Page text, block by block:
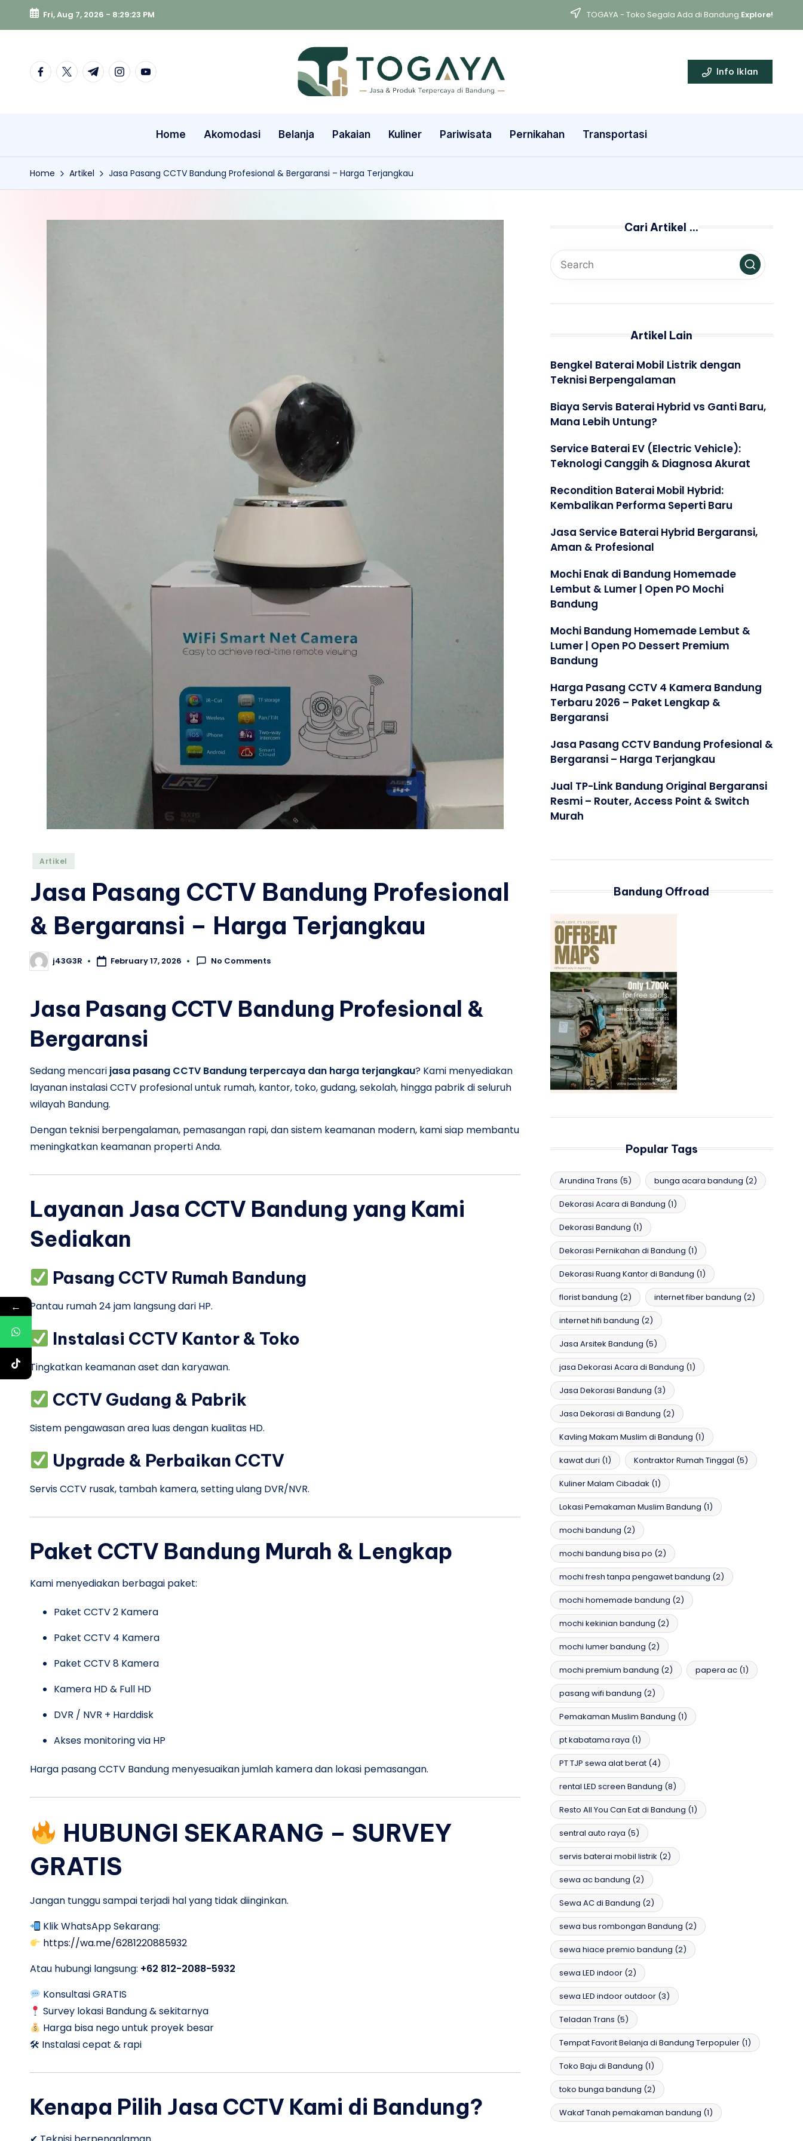
Skip
content
Fri, Aug 7, 2026 - 8:29:24 PM TOGAYA - Toko Segala Ada di Bandung.Explore!
facebook.com
twitter.com
t.me instagram.com
youtube.com Info Iklan
Home Akomodasi Belanja Pakaian Kuliner Pariwisata Pernikahan Transportasi
Home Artikel Jasa Pasang CCTV Bandung Profesional & Bergaransi – Harga Terjangkau
Posted
Artikel
Jasa Pasang CCTV Bandung Profesional
& Bergaransi – Harga Terjangkau
Posted
by
j43G3R February 17, 2026 No Comments
Jasa Pasang CCTV Bandung Profesional &
Bergaransi
Sedang mencari jasa pasang CCTV Bandung terpercaya dan harga terjangkau? Kami menyediakan
layanan instalasi CCTV profesional untuk rumah, kantor, toko, gudang, sekolah, hingga pabrik di seluruh
wilayah Bandung.
Dengan teknisi berpengalaman, pemasangan rapi, dan sistem keamanan modern, kami siap membantu
meningkatkan keamanan properti Anda.
Layanan Jasa CCTV Bandung yang Kami
Sediakan
Pasang CCTV Rumah Bandung
Pantau rumah 24 jam langsung dari HP.
Instalasi CCTV Kantor & Toko
Tingkatkan keamanan aset dan karyawan.
CCTV Gudang & Pabrik
Sistem pengawasan area luas dengan kualitas HD.
Upgrade & Perbaikan CCTV
Servis CCTV rusak, tambah kamera, setting ulang DVR/NVR.
Paket CCTV Bandung Murah & Lengkap
Kami menyediakan berbagai paket:
Paket CCTV 2 Kamera
Paket CCTV 4 Kamera
Paket CCTV 8 Kamera
Kamera HD & Full HD
DVR / NVR + Harddisk
Akses monitoring via HP
Harga pasang CCTV Bandung menyesuaikan jumlah kamera dan lokasi pemasangan.
HUBUNGI SEKARANG – SURVEY
GRATIS
Jangan tunggu sampai terjadi hal yang tidak diinginkan.
Klik WhatsApp Sekarang:
https://wa.me/6281220885932
Atau hubungi langsung: +62 812-2088-5932
Konsultasi GRATIS
Survey lokasi Bandung & sekitarnya
Harga bisa nego untuk proyek besar
🛠 Instalasi cepat & rapi
Kenapa Pilih Jasa CCTV Kami di Bandung?
Cari Artikel …
Artikel Lain
Bengkel Baterai Mobil Listrik dengan
Teknisi Berpengalaman
Biaya Servis Baterai Hybrid vs Ganti Baru,
Mana Lebih Untung?
Service Baterai EV (Electric Vehicle):
Teknologi Canggih & Diagnosa Akurat
Recondition Baterai Mobil Hybrid:
Kembalikan Performa Seperti Baru
Jasa Service Baterai Hybrid Bergaransi,
Aman & Profesional
Mochi Enak di Bandung Homemade
Lembut & Lumer | Open PO Mochi
Bandung
Mochi Bandung Homemade Lembut &
Lumer | Open PO Dessert Premium
Bandung
Harga Pasang CCTV 4 Kamera Bandung
Terbaru 2026 – Paket Lengkap &
Bergaransi
Jasa Pasang CCTV Bandung Profesional &
Bergaransi – Harga Terjangkau
Jual TP-Link Bandung Original Bergaransi
Resmi – Router, Access Point & Switch
Murah
Bandung Offroad
Popular Tags
Arundina Trans (5) bunga acara bandung (2)
Dekorasi Acara di Bandung (1)
Dekorasi Bandung (1)
Dekorasi Pernikahan di Bandung (1)
Dekorasi Ruang Kantor di Bandung (1)
florist bandung (2) internet fiber bandung (2)
internet hifi bandung (2)
Jasa Arsitek Bandung (5)
jasa Dekorasi Acara di Bandung (1)
Jasa Dekorasi Bandung (3)
Jasa Dekorasi di Bandung (2)
Kavling Makam Muslim di Bandung (1)
kawat duri (1) Kontraktor Rumah Tinggal (5)
Kuliner Malam Cibadak (1)
Lokasi Pemakaman Muslim Bandung (1)
mochi bandung (2)
mochi bandung bisa po (2)
mochi fresh tanpa pengawet bandung (2)
mochi homemade bandung (2)
mochi kekinian bandung (2)
mochi lumer bandung (2)
mochi premium bandung (2) papera ac(1)
pasang wifi bandung (2)
Pemakaman Muslim Bandung (1)
pt kabatama raya (1)
PT TJP sewa alat berat(4)
rental LED screen Bandung (8)
Resto All You Can Eat di Bandung (1)
sentral auto raya (5)
servis baterai mobil listrik (2)
sewa ac bandung (2)
Sewa AC di Bandung (2)
sewa bus rombongan Bandung (2)
sewa hiace premio bandung (2)
sewa LED indoor(2)
sewa LED indoor outdoor(3)
Teladan Trans (5)
Tempat Favorit Belanja di Bandung Terpopuler(1)
Toko Baju di Bandung (1)
toko bunga bandung (2)
Wakaf Tanah pemakaman bandung (1)
←